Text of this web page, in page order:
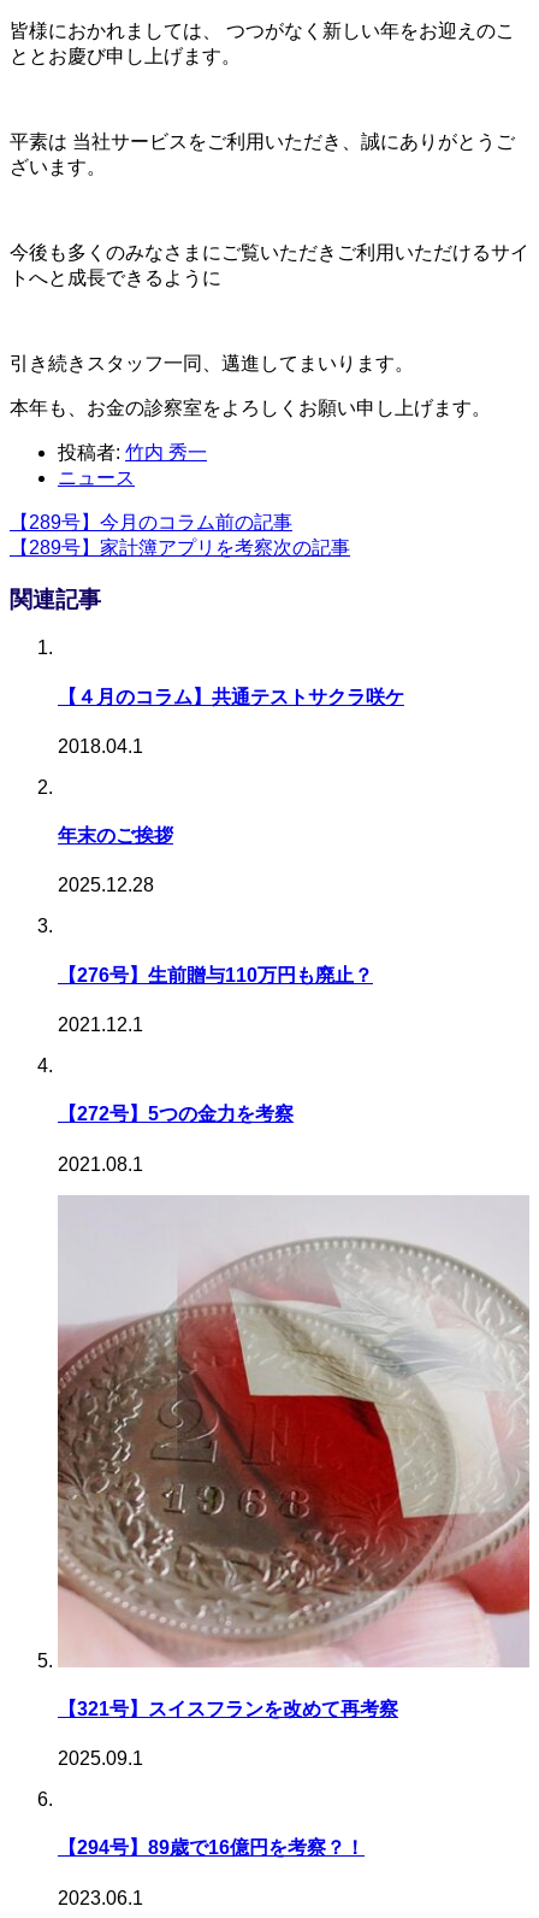
皆様におかれましては、 つつがなく新しい年をお迎えのこ
ととお慶び申し上げます。
平素は 当社サービスをご利用いただき、誠にありがとうご
ざいます。
今後も多くのみなさまにご覧いただきご利用いただけるサイ
トへと成長できるように
引き続きスタッフ一同、邁進してまいります。
本年も、お金の診察室をよろしくお願い申し上げます。
投稿者: 竹内 秀一
ニュース
【289号】今月のコラム前の記事
【289号】家計簿アプリを考察次の記事
関連記事
【４月のコラム】共通テストサクラ咲ケ
2018.04.1
年末のご挨拶
2025.12.28
【276号】生前贈与110万円も廃止？
2021.12.1
【272号】5つの金力を考察
2021.08.1
【321号】スイスフランを改めて再考察
2025.09.1
【294号】89歳で16億円を考察？！
2023.06.1